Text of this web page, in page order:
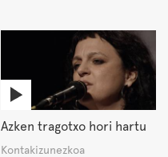
Azken tragotxo hori hartu
Kontakizunezkoa